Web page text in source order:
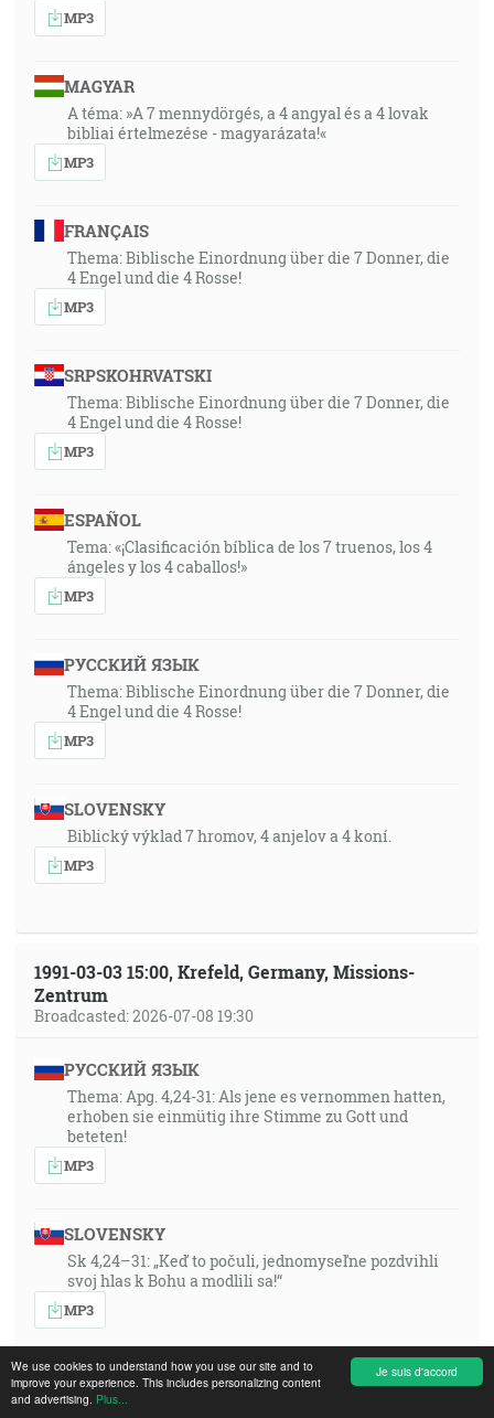
Je suis d'accord
We use cookies to understand how you use our site and to
improve your experience. This includes personalizing content
and advertising. Plus...
MP3
MAGYAR
A téma: »A 7 mennydörgés, a 4 angyal és a 4 lovak
bibliai értelmezése - magyarázata!«
MP3
FRANÇAIS
Thema: Biblische Einordnung über die 7 Donner, die
4 Engel und die 4 Rosse!
MP3
SRPSKOHRVATSKI
Thema: Biblische Einordnung über die 7 Donner, die
4 Engel und die 4 Rosse!
MP3
ESPAÑOL
Tema: «¡Clasificación bíblica de los 7 truenos, los 4
ángeles y los 4 caballos!»
MP3
РУССКИЙ ЯЗЫК
Thema: Biblische Einordnung über die 7 Donner, die
4 Engel und die 4 Rosse!
MP3
SLOVENSKY
Biblický výklad 7 hromov, 4 anjelov a 4 koní.
MP3
1991-03-03 15:00, Krefeld, Germany, Missions-
Zentrum
Broadcasted: 2026-07-08 19:30
РУССКИЙ ЯЗЫК
Thema: Apg. 4,24-31: Als jene es vernommen hatten,
erhoben sie einmütig ihre Stimme zu Gott und
beteten!
MP3
SLOVENSKY
Sk 4,24–31: „Keď to počuli, jednomyseľne pozdvihli
svoj hlas k Bohu a modlili sa!“
MP3
XHOSA
Umxholo: Izenzo 4:24–31: “Bona ke, bekuvile oko,